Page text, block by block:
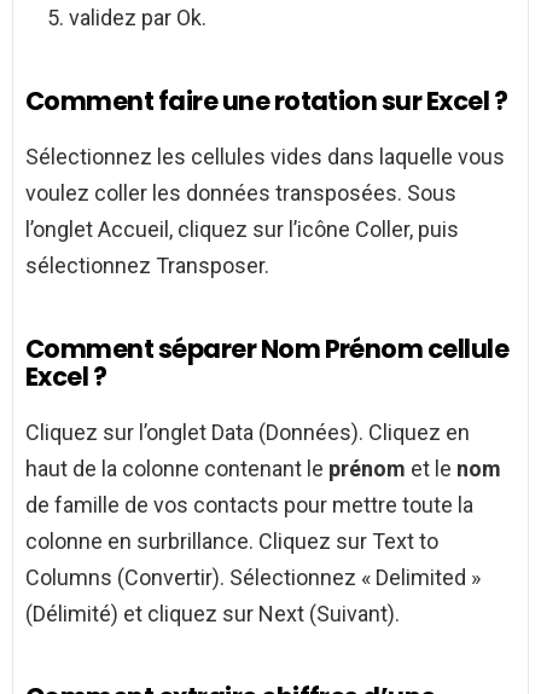
validez par Ok.
Comment faire une rotation sur Excel ?
Sélectionnez les cellules vides dans laquelle vous
voulez coller les données transposées. Sous
l’onglet Accueil, cliquez sur l’icône Coller, puis
sélectionnez Transposer.
Comment séparer Nom Prénom cellule
Excel ?
Cliquez sur l’onglet Data (Données). Cliquez en
haut de la colonne contenant le prénom et le nom
de famille de vos contacts pour mettre toute la
colonne en surbrillance. Cliquez sur Text to
Columns (Convertir). Sélectionnez « Delimited »
(Délimité) et cliquez sur Next (Suivant).